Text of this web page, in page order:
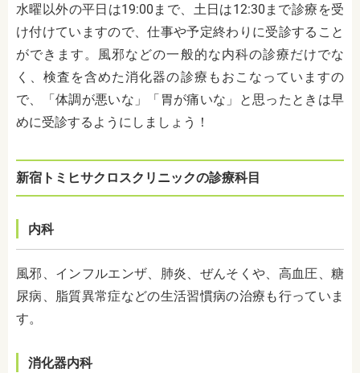
水曜以外の平日は19:00まで、土日は12:30まで診療を受
け付けていますので、仕事や予定終わりに受診すること
ができます。風邪などの一般的な内科の診療だけでな
く、検査を含めた消化器の診療もおこなっていますの
で、「体調が悪いな」「胃が痛いな」と思ったときは早
めに受診するようにしましょう！
新宿トミヒサクロスクリニックの診療科目
内科
風邪、インフルエンザ、肺炎、ぜんそくや、 高血圧、糖
尿病、
脂質異常症などの生活習慣病の治療も行っていま
す。
消化器内科